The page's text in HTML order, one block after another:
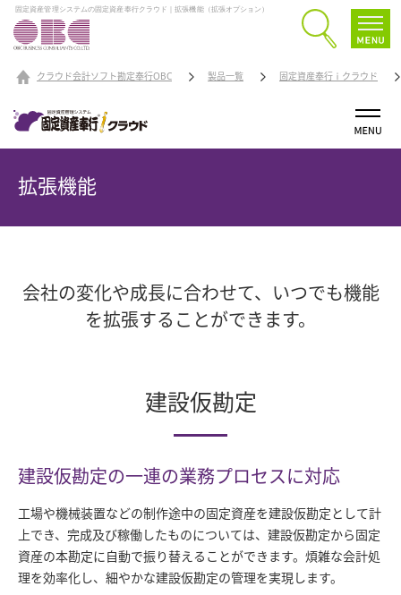
固定資産管理システムの固定資産奉行クラウド｜拡張機能（拡張オプション）
クラウド会計ソフト勘定奉行OBC 製品一覧 固定資産奉行ｉクラウド
拡張機能
会社の変化や成長に合わせて、いつでも機能
を拡張することができます。
建設仮勘定
建設仮勘定の一連の業務プロセスに対応
工場や機械装置などの制作途中の固定資産を建設仮勘定として計
上でき、完成及び稼働したものについては、建設仮勘定から固定
資産の本勘定に自動で振り替えることができます。煩雑な会計処
理を効率化し、細やかな建設仮勘定の管理を実現します。